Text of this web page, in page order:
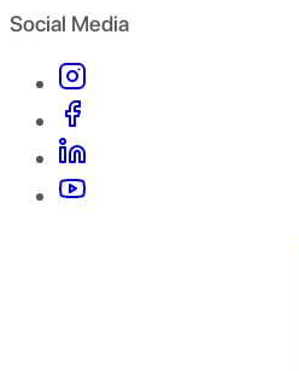
Social Media